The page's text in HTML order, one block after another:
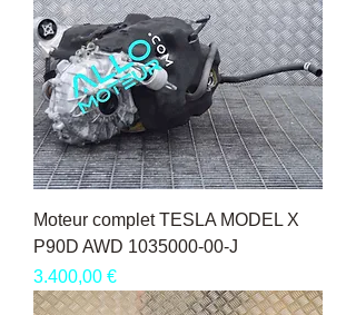
Moteur complet TESLA MODEL X
P90D AWD 1035000-00-J
Pris
3.400,00 €